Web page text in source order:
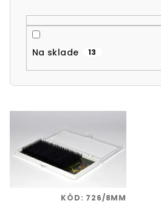
o
Na sklade 13
KÓD: 726/8MM